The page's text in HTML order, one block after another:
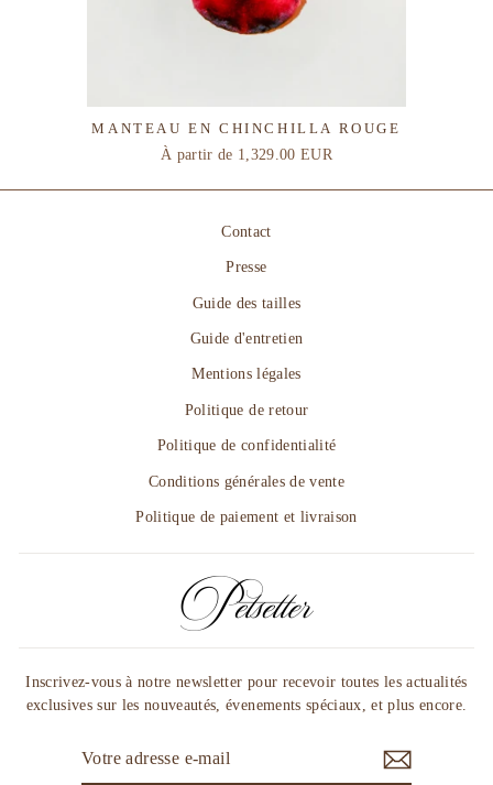
MANTEAU EN CHINCHILLA ROUGE
À partir de 1,329.00 EUR
Contact
Presse
Guide des tailles
Guide d'entretien
Mentions légales
Politique de retour
Politique de confidentialité
Conditions générales de vente
Politique de paiement et livraison
Inscrivez-vous à notre newsletter pour recevoir toutes les actualités
exclusives sur les nouveautés, évenements spéciaux, et plus encore.
ADRESSE